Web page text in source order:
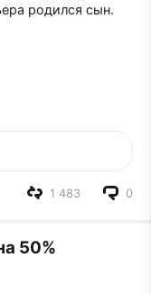
родился сын.
0
1 483
50%